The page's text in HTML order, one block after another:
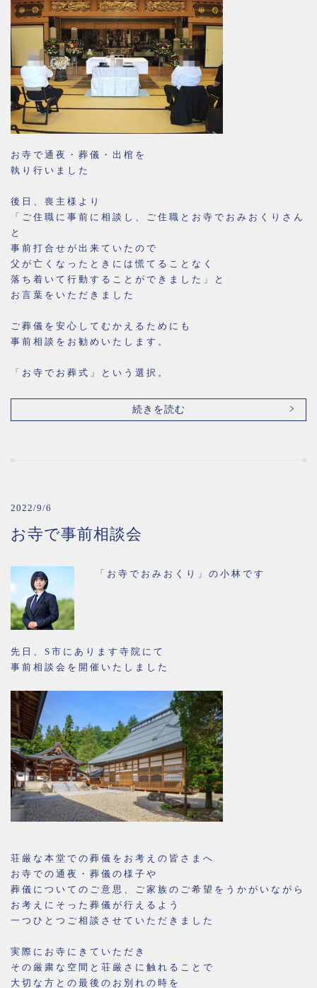
お寺で通夜・葬儀・出棺を
執り行いました
後日、喪主様より
「ご住職に事前に相談し、ご住職とお寺でおみおくりさん
と
事前打合せが出来ていたので
父が亡くなったときには慌てることなく
落ち着いて行動することができました」と
お言葉をいただきました
ご葬儀を安心してむかえるためにも
事前相談をお勧めいたします。
「お寺でお葬式」という選択。
続きを読む
2022/9/6
お寺で事前相談会
「お寺でおみおくり」の小林です
先日、S市にあります寺院にて
事前相談会を開催いたしました
荘厳な本堂での葬儀をお考えの皆さまへ
お寺での通夜・葬儀の様子や
葬儀についてのご意思、ご家族のご希望をうかがいながら
お考えにそった葬儀が行えるよう
一つひとつご相談させていただきました
実際にお寺にきていただき
その厳粛な空間と荘厳さに触れることで
大切な方との最後のお別れの時を